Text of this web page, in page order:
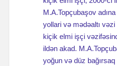
M.A.Topçubaşov
yollari və mədəaltı
kiçik elmi işçi
ildən akad.
yoğun və düz